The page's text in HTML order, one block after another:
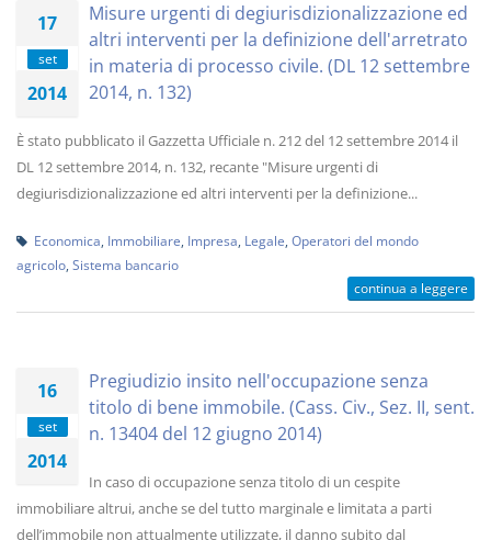
17
set
2014
Misure urgenti di degiurisdizionalizzazione ed
altri interventi per la definizione dell'arretrato
in materia di processo civile. (DL 12 settembre
2014, n. 132)
È stato pubblicato il Gazzetta Ufficiale n. 212 del 12 settembre 2014 il
DL 12 settembre 2014, n. 132, recante "Misure urgenti di
degiurisdizionalizzazione ed altri interventi per la definizione...
Economica Immobiliare Impresa Legale Operatori del mondo
agricolo Sistema bancario
continua a leggere
16
set
2014
Pregiudizio insito nell'occupazione senza
titolo di bene immobile. (Cass. Civ., Sez. II, sent.
n. 13404 del 12 giugno 2014)
In caso di occupazione senza titolo di un cespite
immobiliare altrui, anche se del tutto marginale e limitata a parti
dell’immobile non attualmente utilizzate, il danno subito dal